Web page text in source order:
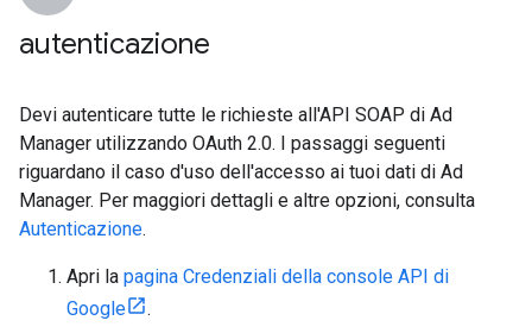
autenticazione
Devi autenticare tutte le richieste all'API SOAP di Ad
Manager utilizzando OAuth 2.0. I passaggi seguenti
riguardano il caso d'uso dell'accesso ai tuoi dati di Ad
Manager. Per maggiori dettagli e altre opzioni, consulta
Autenticazione.
Apri la pagina Credenziali della console API di
Google
.